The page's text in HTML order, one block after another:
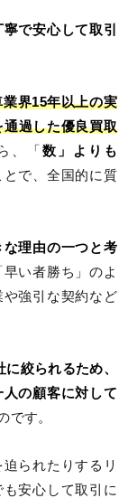
で安心して取引
業界15年以上の実
過した優良買取
、「 数」よりも
とで、全国的に質
理由の一つと考
い者勝ち」のよ
強引な契約など
絞られるため、
の顧客に対して
です。
られたりするリ
安心して取引に